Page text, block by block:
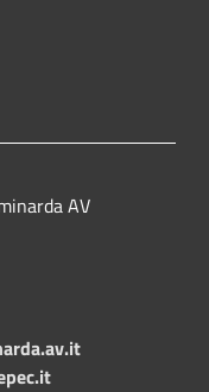
AV